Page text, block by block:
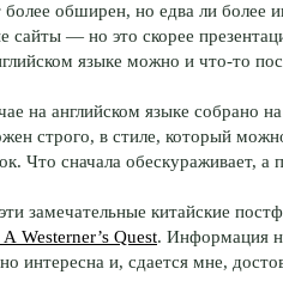
обширен, но едва ли более
сайты — но это скорее
языке можно и что-то
на английском языке собрано на
строго, в стиле, который
Что сначала обескураживает,
замечательные китайские
Westerner’s Quest. Информация
интересна и, сдается мне,